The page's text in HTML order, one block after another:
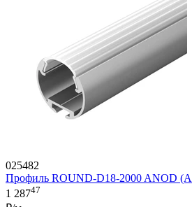
025482
Профиль ROUND-D18-2000 ANOD
1 28747